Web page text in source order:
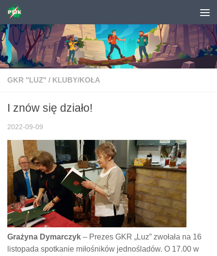
Skip to content
GKR "LUZ" / KLUBY/KOŁA
I znów się działo!
2022-09-09
Grażyna Dymarczyk – Prezes GKR „Luz” zwołała na 16
listopada spotkanie miłośników jednośladów. O 17.00 w